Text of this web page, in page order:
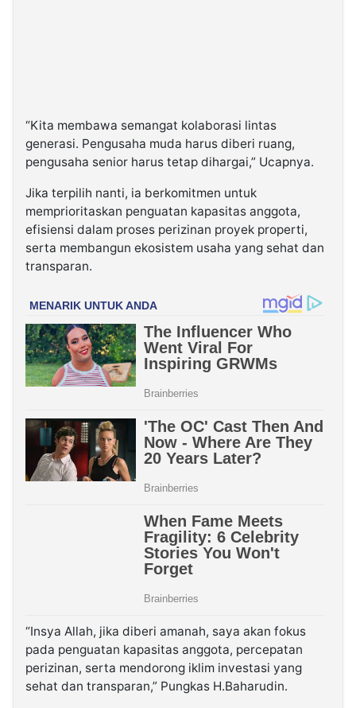
“Kita membawa semangat kolaborasi lintas
generasi. Pengusaha muda harus diberi ruang,
pengusaha senior harus tetap dihargai,” Ucapnya.
Jika terpilih nanti, ia berkomitmen untuk
memprioritaskan penguatan kapasitas anggota,
efisiensi dalam proses perizinan proyek properti,
serta membangun ekosistem usaha yang sehat dan
transparan.
“Insya Allah, jika diberi amanah, saya akan fokus
pada penguatan kapasitas anggota, percepatan
perizinan, serta mendorong iklim investasi yang
sehat dan transparan,” Pungkas H.Baharudin.